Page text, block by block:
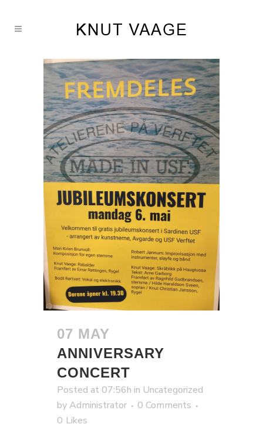
07 MAY
ANNIVERSARY
CONCERT
Posted at 07:56h in Uncategorized
byAdministrator
0 Comments
0 Likes